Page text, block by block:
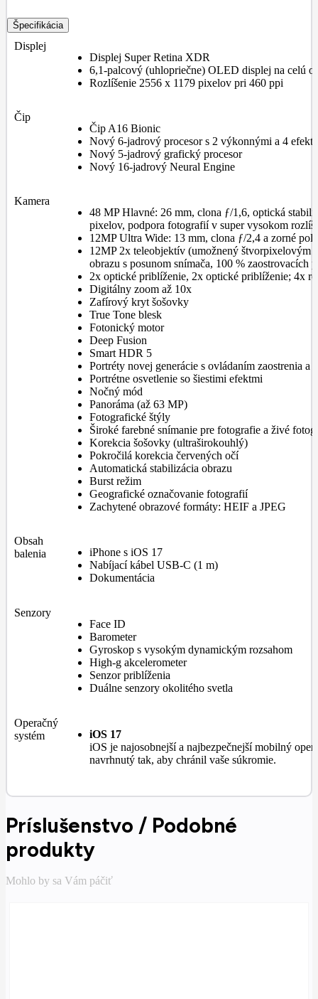
Špecifikácia
Displej
Displej Super Retina XDR
6,1-palcový (uhlopriečne) OLED displej na celú
Rozlíšenie 2556 x 1179 pixelov pri 460 ppi
Čip
Čip A16 Bionic
Nový 6-jadrový procesor s 2 výkonnými a 4
Nový 5-jadrový grafický procesor
Nový 16-jadrový Neural Engine
Kamera
48 MP Hlavné: 26 mm, clona ƒ/1,6, optická
pixelov, podpora fotografií v super vysokom
12MP Ultra Wide: 13 mm, clona ƒ/2,4 a zorné
12MP 2x teleobjektív (umožnený štvorpixelovým
obrazu s posunom snímača, 100 % zaostrovacích
2x optické priblíženie, 2x optické priblíženie; 4x
Digitálny zoom až 10x
Zafírový kryt šošovky
True Tone blesk
Fotonický motor
Deep Fusion
Smart HDR 5
Portréty novej generácie s ovládaním zaostrenia a
Portrétne osvetlenie so šiestimi efektmi
Nočný mód
Panoráma (až 63 MP)
Fotografické štýly
Široké farebné snímanie pre fotografie a živé
Korekcia šošovky (ultraširokouhlý)
Pokročilá korekcia červených očí
Automatická stabilizácia obrazu
Burst režim
Geografické označovanie fotografií
Zachytené obrazové formáty: HEIF a JPEG
Obsah
balenia
iPhone s iOS 17
Nabíjací kábel USB-C (1 m)
Dokumentácia
Senzory
Face ID
Barometer
Gyroskop s vysokým dynamickým rozsahom
High-g akcelerometer
Senzor priblíženia
Duálne senzory okolitého svetla
Operačný
systém
iOS 17
iOS je najosobnejší a najbezpečnejší mobilný
navrhnutý tak, aby chránil vaše súkromie.
Príslušenstvo / Podobné
produkty
Mohlo by sa Vám páčiť